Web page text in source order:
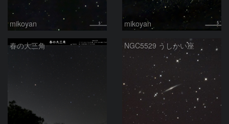
mikoyan mikoyan
春の大三角 NGC5529 うしかい座